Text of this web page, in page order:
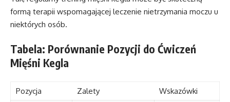
formą terapii wspomagającej leczenie nietrzymania moczu u
niektórych osób.
Tabela: Porównanie Pozycji do Ćwiczeń
Mięśni Kegla
Pozycja Zalety Wskazówki